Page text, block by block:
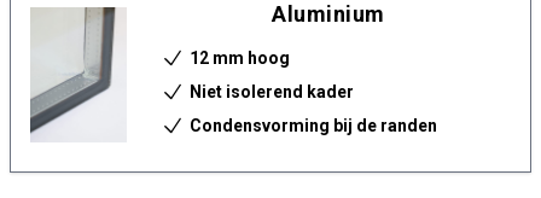
Aluminium
12 mm hoog
Niet isolerend kader
Condensvorming bij de randen